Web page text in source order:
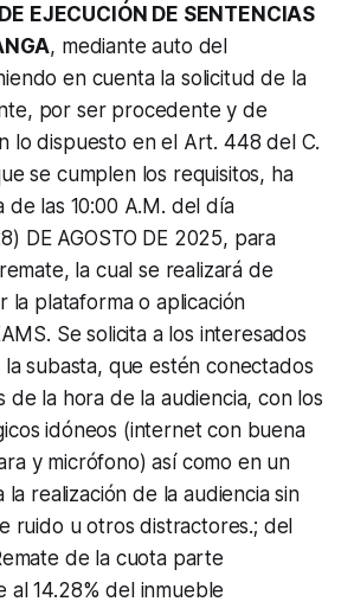
EJECUCIÓN DE SENTENCIAS
, mediante auto del
en cuenta la solicitud de la
por ser procedente y de
lo dispuesto en el Art. 448 del C.
se cumplen los requisitos, ha
de las 10:00 A.M. del día
DE AGOSTO DE 2025, para
la cual se realizará de
la plataforma o aplicación
Se solicita a los interesados
subasta, que estén conectados
de la hora de la audiencia, con los
idóneos (internet con buena
y micrófono) así como en un
la realización de la audiencia sin
ruido u otros distractores.; del
de la cuota parte
al 14.28% del inmueble